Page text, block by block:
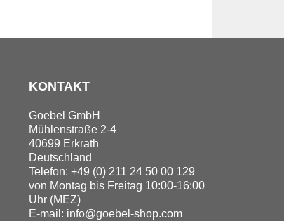
KONTAKT
Goebel GmbH
Mühlenstraße 2-4
40699 Erkrath
Deutschland
Telefon: +49 (0) 211 24 50 00 129
von Montag bis Freitag 10:00-16:00
Uhr (MEZ)
E-mail: info@goebel-shop.com